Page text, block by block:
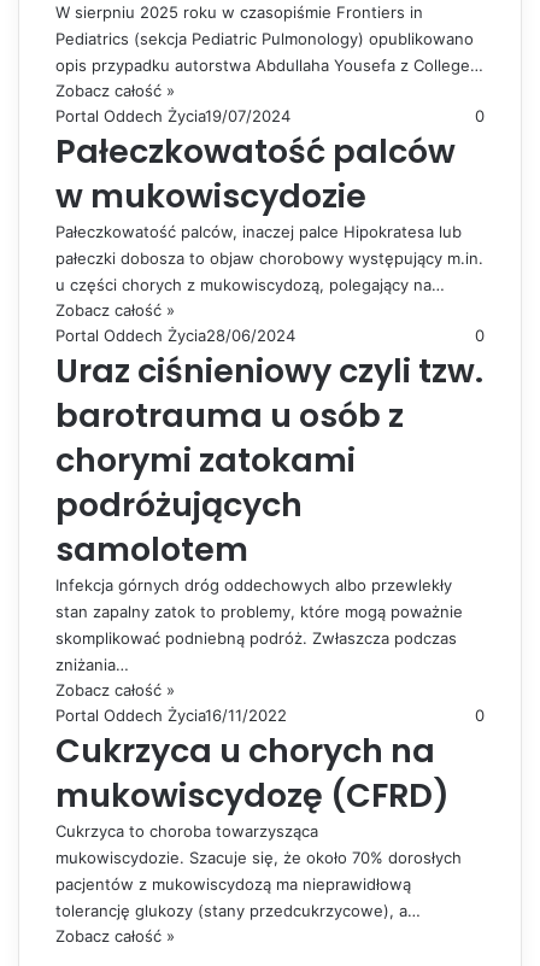
W sierpniu 2025 roku w czasopiśmie Frontiers in
Pediatrics (sekcja Pediatric Pulmonology) opublikowano
opis przypadku autorstwa Abdullaha Yousefa z College…
Zobacz całość »
Portal Oddech Życia19/07/2024 0
Pałeczkowatość palców
w mukowiscydozie
Pałeczkowatość palców, inaczej palce Hipokratesa lub
pałeczki dobosza to objaw chorobowy występujący m.in.
u części chorych z mukowiscydozą, polegający na…
Zobacz całość »
Portal Oddech Życia28/06/2024 0
Uraz ciśnieniowy czyli tzw.
barotrauma u osób z
chorymi zatokami
podróżujących
samolotem
Infekcja górnych dróg oddechowych albo przewlekły
stan zapalny zatok to problemy, które mogą poważnie
skomplikować podniebną podróż. Zwłaszcza podczas
zniżania…
Zobacz całość »
Portal Oddech Życia16/11/2022 0
Cukrzyca u chorych na
mukowiscydozę (CFRD)
Cukrzyca to choroba towarzysząca
mukowiscydozie. Szacuje się, że około 70% dorosłych
pacjentów z mukowiscydozą ma nieprawidłową
tolerancję glukozy (stany przedcukrzycowe), a…
Zobacz całość »